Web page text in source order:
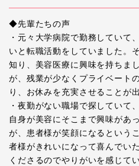
◆先輩たちの声
・元々大学病院で勤務していて
いと転職活動をしていました。
知り、美容医療に興味を持ちま
が、残業が少なくプライベート
り、お休みを充実させることが
・夜勤がない職場で探していて
自身が美容にそこまで興味があ
が、患者様が笑顔になるという
者様がきれいになって喜んでい
くださるのでやりがいを感じてい